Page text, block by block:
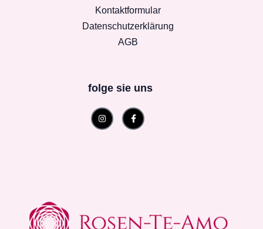
folge sie uns
InstagramFacebook-
f
Kontaktformular
Datenschutzerklärung
AGB